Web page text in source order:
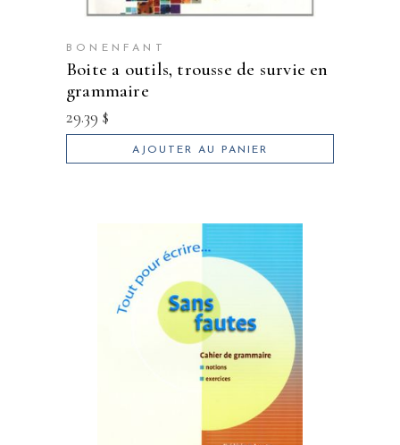
BONENFANT
boite a outils, trousse de survie en
grammaire
29.39 $
AJOUTER AU PANIER